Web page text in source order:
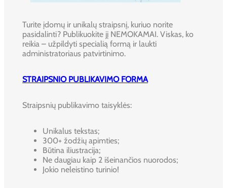
Turite įdomų ir unikalų straipsnį, kuriuo norite
pasidalinti? Publikuokite jį NEMOKAMAI. Viskas, ko
reikia – užpildyti specialią formą ir laukti
administratoriaus patvirtinimo.
STRAIPSNIO PUBLIKAVIMO FORMA
Straipsnių publikavimo taisyklės:
Unikalus tekstas;
300+ žodžių apimties;
Būtina iliustracija;
Ne daugiau kaip 2 išeinančios nuorodos;
Jokio neleistino turinio!